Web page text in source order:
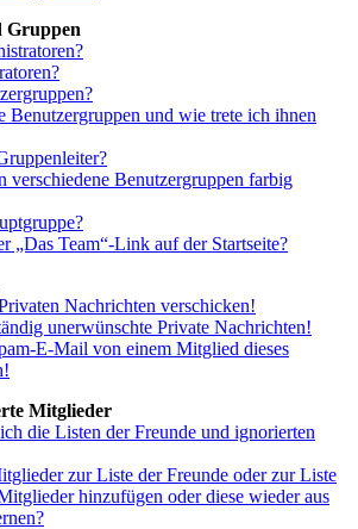
Gruppen
Benutzergruppen und wie trete ich ihnen
verschiedene Benutzergruppen farbig
„Das Team“-Link auf der Startseite?
Nachrichten verschicken!
unerwünschte Private Nachrichten!
E-Mail von einem Mitglied dieses
Mitglieder
die Listen der Freunde und ignorierten
zur Liste der Freunde oder zur Liste
hinzufügen oder diese wieder aus